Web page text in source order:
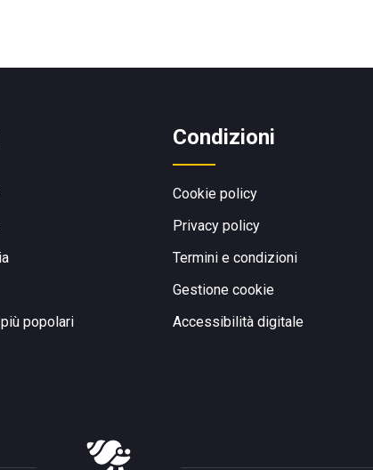
popolari
Condizioni
Cookie policy
Privacy policy
Termini e condizioni
Gestione cookie
Accessibilità digitale